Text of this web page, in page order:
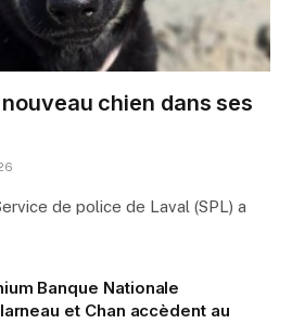
chien dans ses
de police de Laval (SPL) a
Banque Nationale
et Chan accèdent au